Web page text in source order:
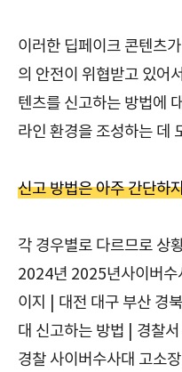
이러한 딥페이크 콘텐츠
의 안전이 위협받고 있어
텐츠를 신고하는 방법에
라인 환경을 조성하는 데
신고 방법은 아주 간단하
각 경우별로 다르므로 상
2024년 2025년사이버수
이지 | 대전 대구 부산 경
대 신고하는 방법 | 경찰
경찰 사이버수사대 고소